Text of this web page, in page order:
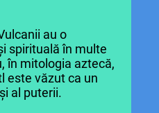
au o
spirituală în multe
în mitologia aztecă,
este văzut ca un
al puterii.